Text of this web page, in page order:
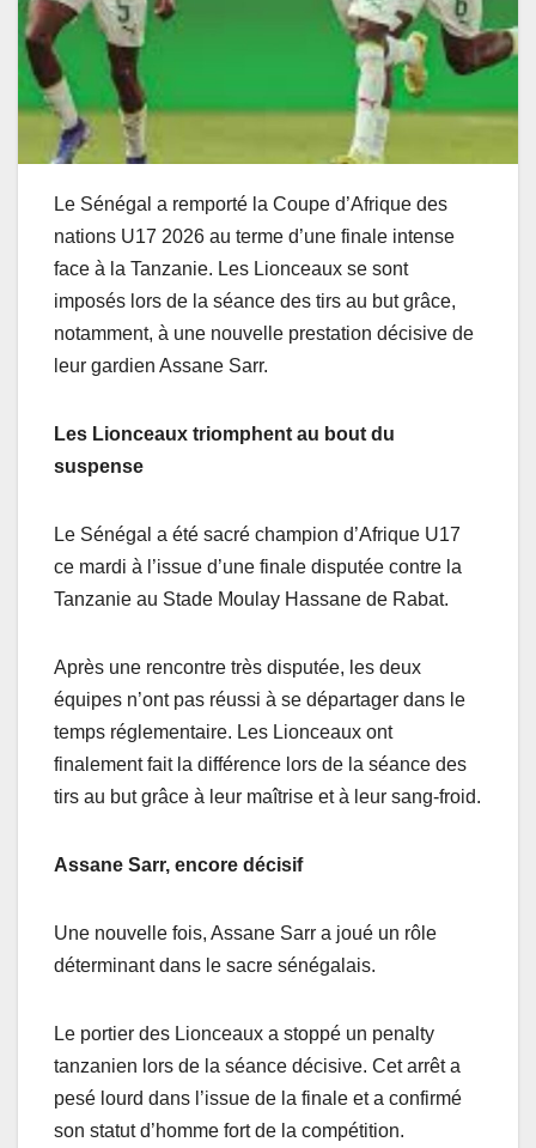
Le Sénégal a remporté la Coupe d’Afrique des
nations U17 2026 au terme d’une finale intense
face à la Tanzanie. Les Lionceaux se sont
imposés lors de la séance des tirs au but grâce,
notamment, à une nouvelle prestation décisive de
leur gardien Assane Sarr.
Les Lionceaux triomphent au bout du
suspense
Le Sénégal a été sacré champion d’Afrique U17
ce mardi à l’issue d’une finale disputée contre la
Tanzanie au Stade Moulay Hassane de Rabat.
Après une rencontre très disputée, les deux
équipes n’ont pas réussi à se départager dans le
temps réglementaire. Les Lionceaux ont
finalement fait la différence lors de la séance des
tirs au but grâce à leur maîtrise et à leur sang-froid.
Assane Sarr, encore décisif
Une nouvelle fois, Assane Sarr a joué un rôle
déterminant dans le sacre sénégalais.
Le portier des Lionceaux a stoppé un penalty
tanzanien lors de la séance décisive. Cet arrêt a
pesé lourd dans l’issue de la finale et a confirmé
son statut d’homme fort de la compétition.